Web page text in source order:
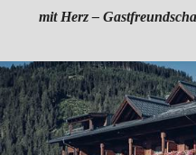
mit Herz –